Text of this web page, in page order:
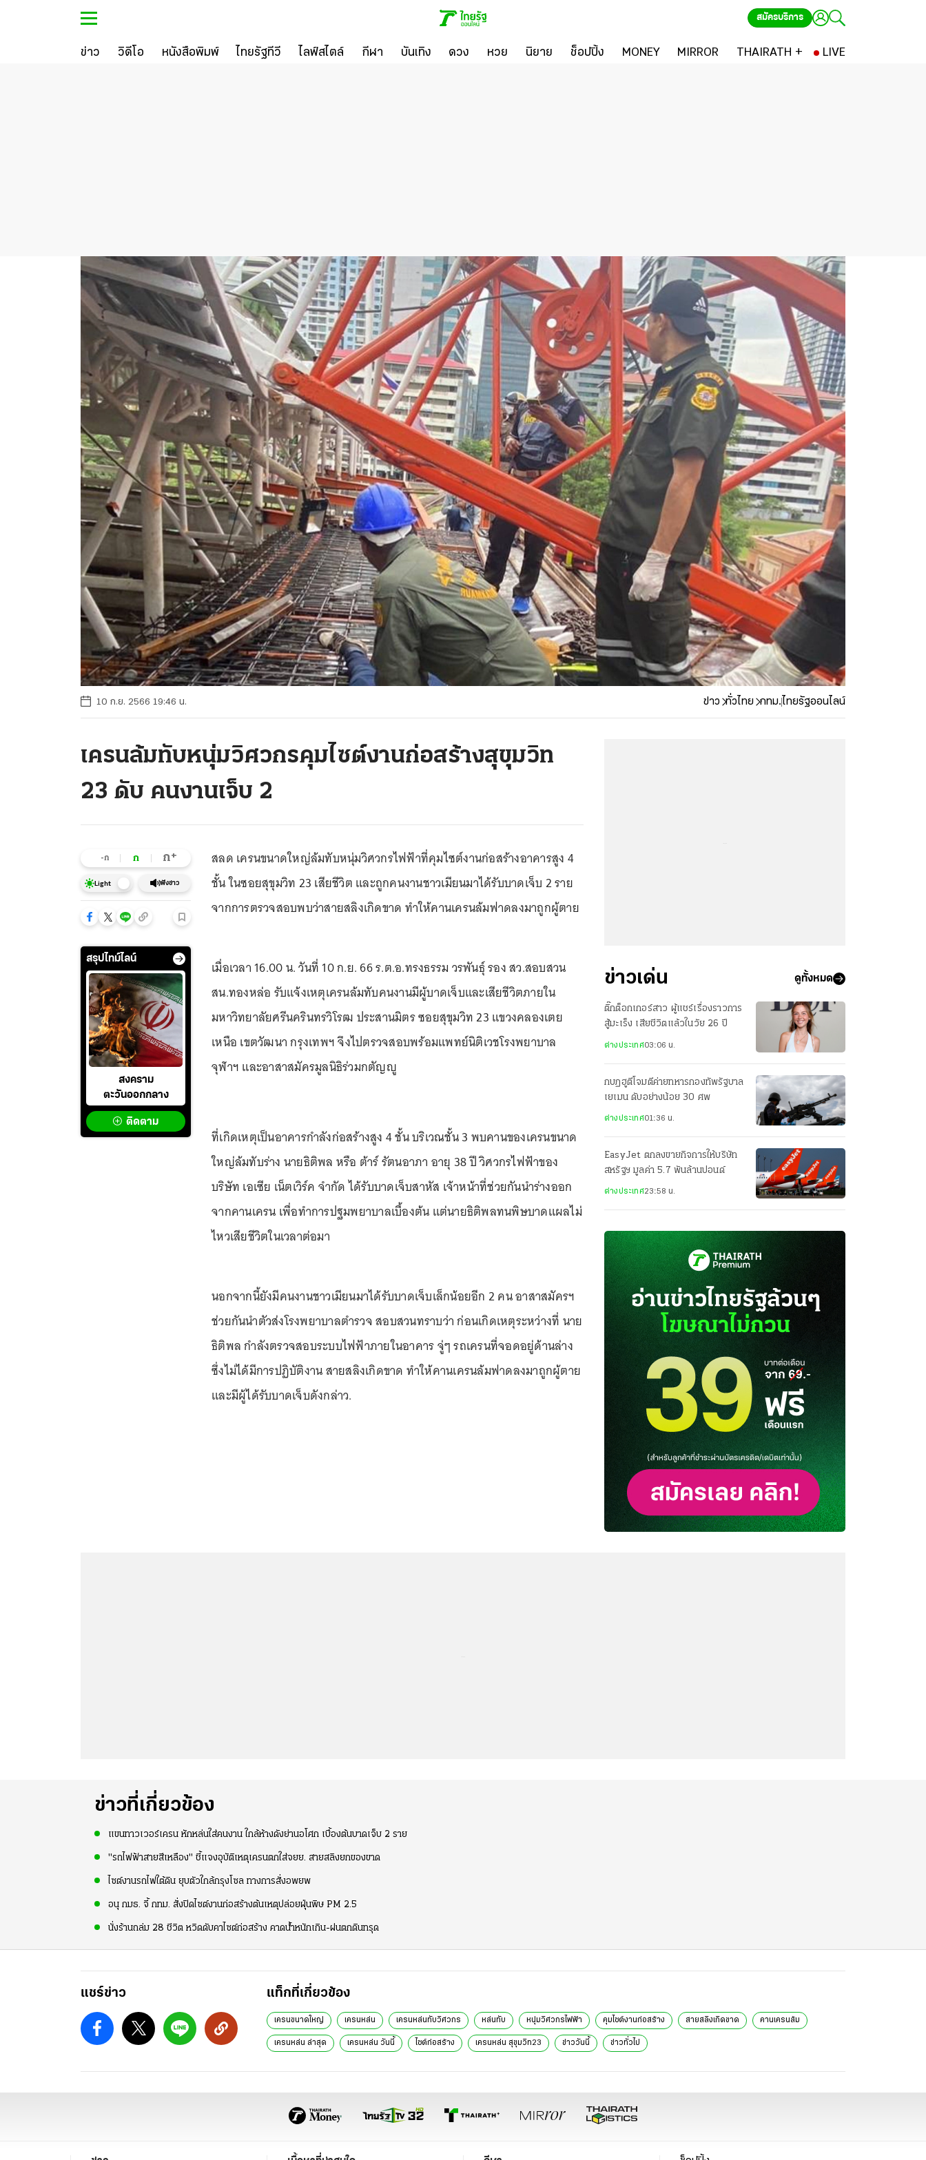
สมัครบริการ
ข่าว วิดีโอ หนังสือพิมพ์ ไทยรัฐทีวี ไลฟ์สไตล์ กีฬา บันเทิง ดวง หวย นิยาย ช็อปปิ้ง MONEY MIRROR THAIRATH + LIVE
10 ก.ย. 2566 19:46 น. ข่าว ทั่วไทย กทม.ไทยรัฐออนไลน์
เครนล้มทับหนุ่มวิศวกรคุมไซต์งานก่อสร้างสุขุมวิท
23 ดับ คนงานเจ็บ 2
-ก ก ก+
Light ฟังข่าว
สรุปไทม์ไลน์
สงคราม
ตะวันออกกลาง
ติดตาม
สลด เครนขนาดใหญ่ล้มทับหนุ่มวิศวกรไฟฟ้าที่คุมไซต์งานก่อสร้างอาคารสูง 4
ชั้น ในซอยสุขุมวิท 23 เสียชีวิต และถูกคนงานชาวเมียนมาได้รับบาดเจ็บ 2 ราย
จากการตรวจสอบพบว่าสายสลิงเกิดขาด ทำให้คานเครนล้มฟาดลงมาถูกผู้ตาย
เมื่อเวลา 16.00 น. วันที่ 10 ก.ย. 66 ร.ต.อ.ทรงธรรม วรพันธุ์ รอง สว.สอบสวน
สน.ทองหล่อ รับแจ้งเหตุเครนล้มทับคนงานมีผู้บาดเจ็บและเสียชีวิตภายใน
มหาวิทยาลัยศรีนครินทรวิโรฒ ประสานมิตร ซอยสุขุมวิท 23 แขวงคลองเตย
เหนือ เขตวัฒนา กรุงเทพฯ จึงไปตรวจสอบพร้อมแพทย์นิติเวชโรงพยาบาล
จุฬาฯ และอาสาสมัครมูลนิธิร่วมกตัญญู
ที่เกิดเหตุเป็นอาคารกำลังก่อสร้างสูง 4 ชั้น บริเวณชั้น 3 พบคานของเครนขนาด
ใหญ่ล้มทับร่าง นายธิติพล หรือ ต้าร์ รัตนอาภา อายุ 38 ปี วิศวกรไฟฟ้าของ
บริษัท เอเซีย เน็ตเวิร์ค จำกัด ได้รับบาดเจ็บสาหัส เจ้าหน้าที่ช่วยกันนำร่างออก
จากคานเครน เพื่อทำการปฐมพยาบาลเบื้องต้น แต่นายธิติพลทนพิษบาดแผลไม่
ไหวเสียชีวิตในเวลาต่อมา
นอกจากนี้ยังมีคนงานชาวเมียนมาได้รับบาดเจ็บเล็กน้อยอีก 2 คน อาสาสมัครฯ
ช่วยกันนำตัวส่งโรงพยาบาลตำรวจ สอบสวนทราบว่า ก่อนเกิดเหตุระหว่างที่ นาย
ธิติพล กำลังตรวจสอบระบบไฟฟ้าภายในอาคาร จู่ๆ รถเครนที่จอดอยู่ด้านล่าง
ซึ่งไม่ได้มีการปฏิบัติงาน สายสลิงเกิดขาด ทำให้คานเครนล้มฟาดลงมาถูกผู้ตาย
และมีผู้ได้รับบาดเจ็บดังกล่าว.
ข่าวเด่น ดูทั้งหมด
ติ๊กต็อกเกอร์สาว ผู้แชร์เรื่องราวการ
สู้มะเร็ง เสียชีวิตแล้วในวัย 26 ปี
ต่างประเทศ03:06 น.
กบฏฮูตีโจมตีค่ายทหารกองทัพรัฐบาล
เยเมน ดับอย่างน้อย 30 ศพ
ต่างประเทศ01:36 น.
EasyJet ตกลงขายกิจการให้บริษัท
สหรัฐฯ มูลค่า 5.7 พันล้านปอนด์
ต่างประเทศ23:58 น.
ข่าวที่เกี่ยวข้อง
แขนทาวเวอร์เครน หักหล่นใส่คนงาน ใกล้ห้างดังย่านอโศก เบื้องต้นบาดเจ็บ 2 ราย
"รถไฟฟ้าสายสีเหลือง" ชี้แจงอุบัติเหตุเครนตกใส่จยย. สายสลิงยกของขาด
ไซต์งานรถไฟใต้ดิน ยุบตัวใกล้กรุงโซล ทางการสั่งอพยพ
อนุ กมธ. จี้ กทม. สั่งปิดไซต์งานก่อสร้างต้นเหตุปล่อยฝุ่นพิษ PM 2.5
นั่งร้านถล่ม 28 ชีวิต หวิดดับคาไซต์ก่อสร้าง คาดน้ำหนักเกิน-ฝนตกดินทรุด
แชร์ข่าว แท็กที่เกี่ยวข้อง
เครนขนาดใหญ่ เครนหล่น เครนหล่นทับวิศวกร หล่นทับ หนุ่มวิศวกรไฟฟ้า คุมไซต์งานก่อสร้าง สายสลิงเกิดขาด คานเครนล้ม
เครนหล่น ล่าสุด เครนหล่น วันนี้ ไซต์ก่อสร้าง เครนหล่น สุขุมวิท23 ข่าววันนี้ ข่าวทั่วไป